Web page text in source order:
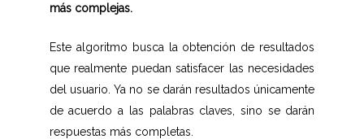
más complejas.
Este algoritmo busca la obtención de resultados
que realmente puedan satisfacer las necesidades
del usuario. Ya no se darán resultados únicamente
de acuerdo a las palabras claves, sino se darán
respuestas más completas.